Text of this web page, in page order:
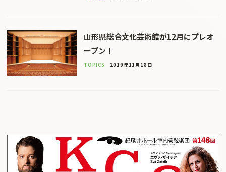
山形県総合文化芸術館が12月にプレオ
ープン！
TOPICS 2019年11月18日